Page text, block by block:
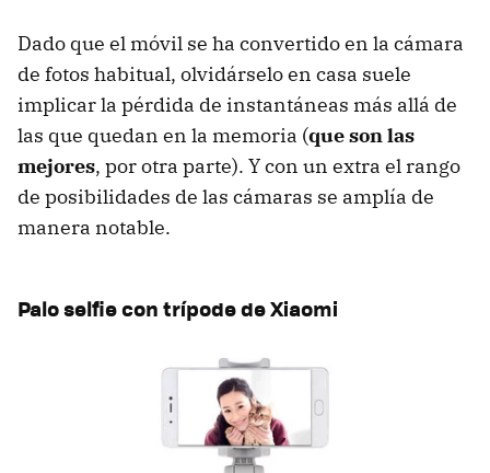
Dado que el móvil se ha convertido en la cámara
de fotos habitual, olvidárselo en casa suele
implicar la pérdida de instantáneas más allá de
las que quedan en la memoria (que son las
mejores, por otra parte). Y con un extra el rango
de posibilidades de las cámaras se amplía de
manera notable.
Palo selfie con trípode de Xiaomi